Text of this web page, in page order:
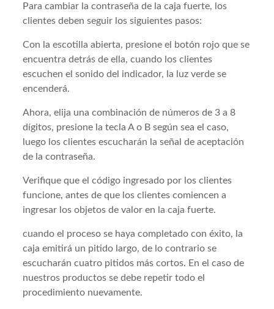
Para cambiar la contraseña de la caja fuerte, los
clientes deben seguir los siguientes pasos:
Con la escotilla abierta, presione el botón rojo que se
encuentra detrás de ella, cuando los clientes
escuchen el sonido del indicador, la luz verde se
encenderá.
Ahora, elija una combinación de números de 3 a 8
dígitos, presione la tecla A o B según sea el caso,
luego los clientes escucharán la señal de aceptación
de la contraseña.
Verifique que el código ingresado por los clientes
funcione, antes de que los clientes comiencen a
ingresar los objetos de valor en la caja fuerte.
cuando el proceso se haya completado con éxito, la
caja emitirá un pitido largo, de lo contrario se
escucharán cuatro pitidos más cortos. En el caso de
nuestros productos se debe repetir todo el
procedimiento nuevamente.